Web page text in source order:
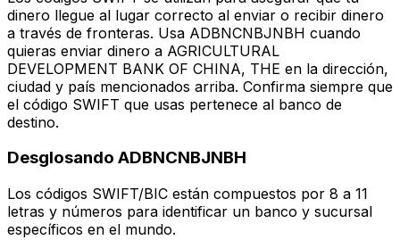
dinero llegue al lugar correcto al enviar o recibir dinero
a través de fronteras. Usa ADBNCNBJNBH cuando
quieras enviar dinero a AGRICULTURAL
DEVELOPMENT BANK OF CHINA, THE en la dirección,
ciudad y país mencionados arriba. Confirma siempre que
el código SWIFT que usas pertenece al banco de
destino.
Desglosando ADBNCNBJNBH
Los códigos SWIFT/BIC están compuestos por 8 a 11
letras y números para identificar un banco y sucursal
específicos en el mundo.